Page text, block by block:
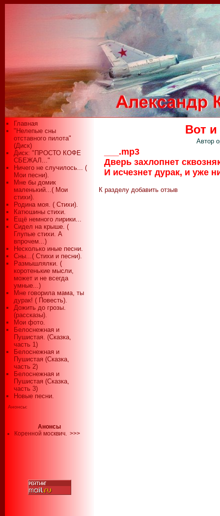
Главная
"Нелепые сны
отставного пилота"
(Диск)
Диск: "ПРОСТО КОФЕ
СБЕЖАЛ..."
Ничего не случилось... (
Мои песни).
Мне бы домик
маленький...( Мои
стихи).
Родина моя. ( Стихи).
Катюшины стихи.
Ещё немного лирики...
Сидел на крыше. (
Глупые стихи. А
впрочем...)
Несколько иные песни.
Сны...( Стихи и песни).
Размышлялки. (
коротенькие мысли,
может и не всегда
умные...)
Мне говорила мама, ты
дурак! ( Повесть).
Дожить до грозы.
(рассказы).
Мои фото.
Белоснежная и
Пушистая. (Сказка,
часть 1)
Белоснежная и
Пушистая (Сказка,
часть 2)
Белоснежная и
Пушистая (Сказка,
часть 3)
Новые песни.
Анонсы:
Анонсы
Коренной москвич. >>>
Вот и
Автор
___.mp3
Дверь захлопнет
И исчезнет дурак, и уже
К разделу добавить отзыв